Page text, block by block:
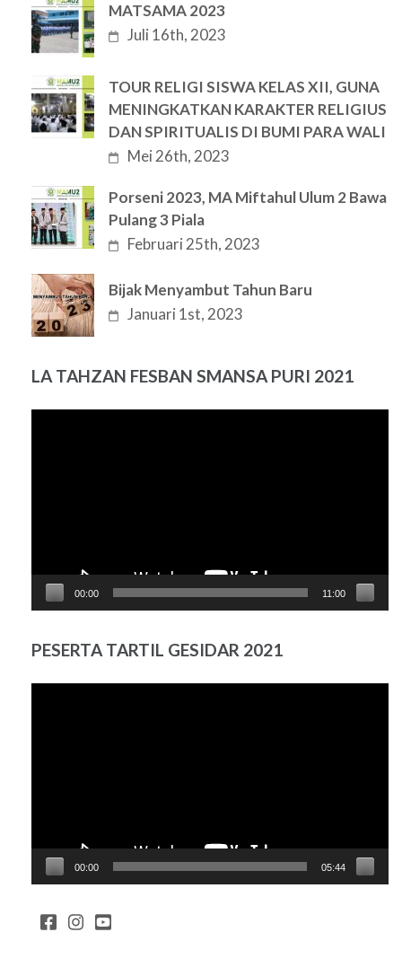
MATSAMA 2023
Juli 16th, 2023
TOUR RELIGI SISWA KELAS XII, GUNA
MENINGKATKAN KARAKTER RELIGIUS
DAN SPIRITUALIS DI BUMI PARA WALI
Mei 26th, 2023
Porseni 2023, MA Miftahul Ulum 2 Bawa
Pulang 3 Piala
Februari 25th, 2023
Bijak Menyambut Tahun Baru
Januari 1st, 2023
LA TAHZAN FESBAN SMANSA PURI 2021
00:00 11:00
PESERTA TARTIL GESIDAR 2021
00:00 05:44